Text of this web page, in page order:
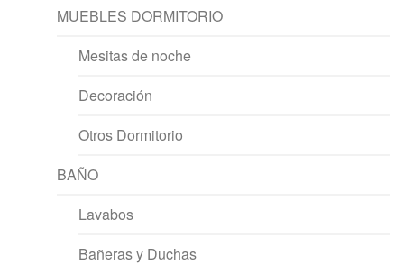
MUEBLES DORMITORIO
Mesitas de noche
Decoración
Otros Dormitorio
BAÑO
Lavabos
Bañeras y Duchas